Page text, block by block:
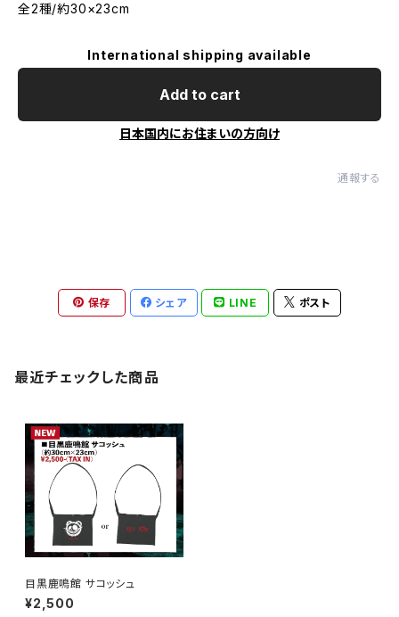
全2種/約30×23cm
International shipping available
Add to cart
日本国内にお住まいの方向け
通報する
保存 シェア LINE ポスト
最近チェックした商品
目黒鹿鳴館 サコッシュ
¥2,500